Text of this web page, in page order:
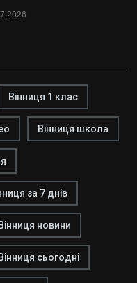
Вінниця 1 клас
Вінниця школа
за 7 днів
новини
сьогодні